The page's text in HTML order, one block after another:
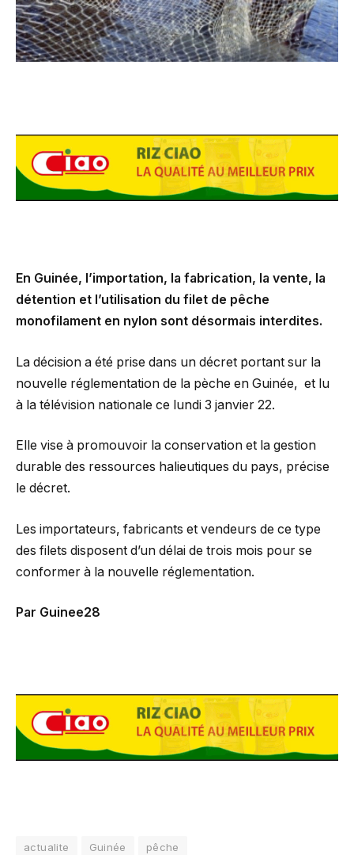
En Guinée, l’importation, la fabrication, la vente, la
détention et l’utilisation du filet de pêche
monofilament en nylon sont désormais interdites.
La décision a été prise dans un décret portant sur la
nouvelle réglementation de la pèche en Guinée, et lu
à la télévision nationale ce lundi 3 janvier 22.
Elle vise à promouvoir la conservation et la gestion
durable des ressources halieutiques du pays, précise
le décret.
Les importateurs, fabricants et vendeurs de ce type
des filets disposent d’un délai de trois mois pour se
conformer à la nouvelle réglementation.
Par Guinee28
actualite Guinée pêche